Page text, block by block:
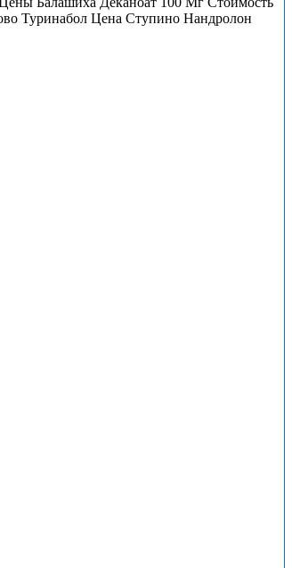
Туринабол Цена Ступино Нандролон